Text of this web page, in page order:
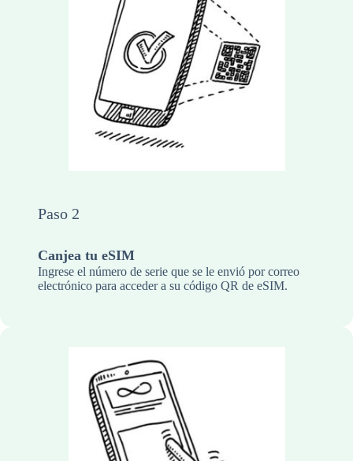
Paso 2
Canjea tu eSIM
Ingrese el número de serie que se le envió por correo
electrónico para acceder a su código QR de eSIM.